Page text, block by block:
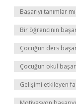
Başarıyı tanımlar
Bir öğrencinin
Çocuğun ders
Çocuğun okul
Gelişimi etkileyen